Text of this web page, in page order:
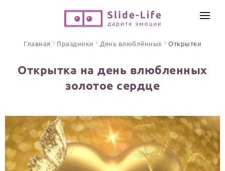
ПО ФОРМАТУ
Песни поздравления
Открытки
Стихи и тексты
ИНСТРУМЕНТЫ
ОТЗЫВЫ
Главная Праздники День влюблённых Открытки
Открытка на день влюбленных
золотое сердце